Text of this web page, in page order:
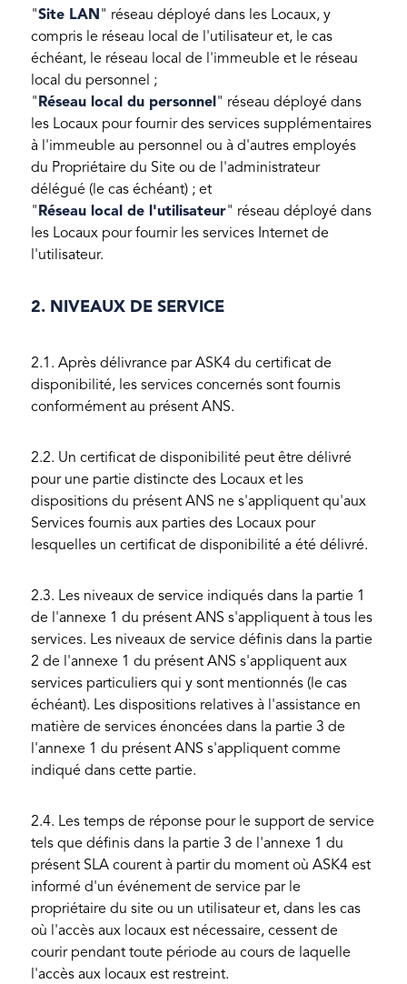
"Site LAN " réseau déployé dans les Locaux, y
compris le réseau local de l'utilisateur et, le cas
échéant, le réseau local de l'immeuble et le réseau
local du personnel ;
" Réseau local du personnel " réseau déployé dans
les Locaux pour fournir des services supplémentaires
à l'immeuble au personnel ou à d'autres employés
du Propriétaire du Site ou de l'administrateur
délégué (le cas échéant) ; et
" Réseau local de l'utilisateur" réseau déployé dans
les Locaux pour fournir les services Internet de
l'utilisateur.
2. NIVEAUX DE SERVICE
2.1. Après délivrance par ASK4 du certificat de
disponibilité, les services concernés sont fournis
conformément au présent ANS.
2.2. Un certificat de disponibilité peut être délivré
pour une partie distincte des Locaux et les
dispositions du présent ANS ne s'appliquent qu'aux
Services fournis aux parties des Locaux pour
lesquelles un certificat de disponibilité a été délivré.
2.3. Les niveaux de service indiqués dans la partie 1
de l'annexe 1 du présent ANS s'appliquent à tous les
services. Les niveaux de service définis dans la partie
2 de l'annexe 1 du présent ANS s'appliquent aux
services particuliers qui y sont mentionnés (le cas
échéant). Les dispositions relatives à l'assistance en
matière de services énoncées dans la partie 3 de
l'annexe 1 du présent ANS s'appliquent comme
indiqué dans cette partie.
2.4. Les temps de réponse pour le support de service
tels que définis dans la partie 3 de l'annexe 1 du
présent SLA courent à partir du moment où ASK4 est
informé d'un événement de service par le
propriétaire du site ou un utilisateur et, dans les cas
où l'accès aux locaux est nécessaire, cessent de
courir pendant toute période au cours de laquelle
l'accès aux locaux est restreint.